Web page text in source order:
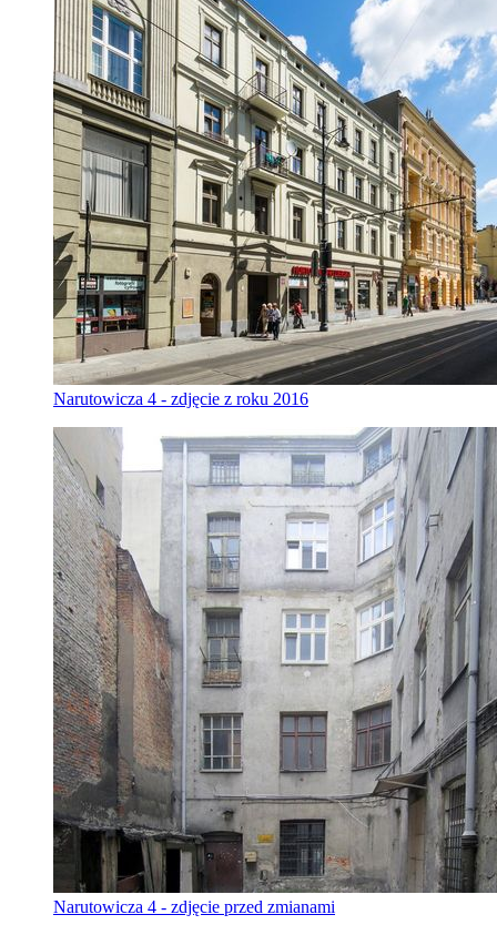
Narutowicza 4 - zdjęcie z roku 2016
Narutowicza 4 - zdjęcie przed zmianami